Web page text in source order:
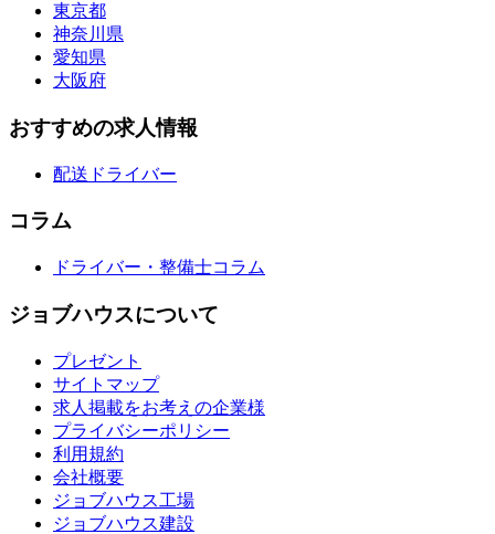
東京都
神奈川県
愛知県
大阪府
おすすめの求人情報
配送ドライバー
コラム
ドライバー・整備士コラム
ジョブハウスについて
プレゼント
サイトマップ
求人掲載をお考えの企業様
プライバシーポリシー
利用規約
会社概要
ジョブハウス工場
ジョブハウス建設